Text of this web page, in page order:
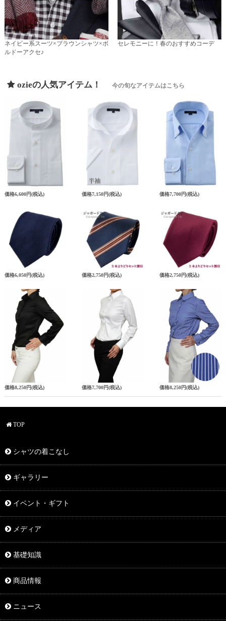
ネイビー系スーツ×ブラウンシャツ×ボ
ルドーアクセ♪
セレモニーに！春のおすすめコーデ
ozieの人気アイテム！ 今の旬なアイテムはこちら
価格6,600円(税込) 価格7,150円(税込) 価格7,700円(税込)
価格6,050円(税込) 価格2,750円(税込) 価格2,750円(税込)
価格8,250円(税込) 価格7,700円(税込) 価格8,250円(税込)
TOP
シャツの着こなし
ギャラリー
イベント・ギフト
メディア
基礎知識
商品情報
ニュース